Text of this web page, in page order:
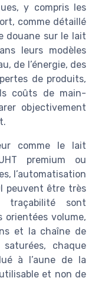
y compris les
comme détaillé
douane sur le lait
leurs modèles
de l’énergie, des
de produits,
coûts de main-
objectivement
comme le lait
premium ou
l’automatisation
peuvent être très
sont
orientées volume,
et la chaîne de
chaque
à l’aune de la
et non de